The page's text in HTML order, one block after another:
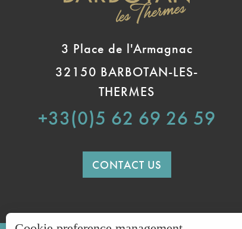
3 Place de l'Armagnac
32150 BARBOTAN-LES-
THERMES
+33(0)5 62 69 26 59
CONTACT US